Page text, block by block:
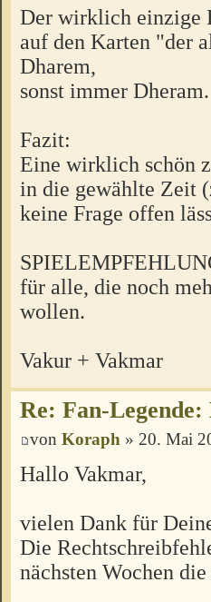
Der wirklich einzige
auf den Karten "der
Dharem,
sonst immer Dheram.
Fazit:
Eine wirklich schön
in die gewählte Zeit
keine Frage offen
für alle, die noch
wollen.
Vakur + Vakmar
Re: Fan-Legende:
von Koraph » 20. Mai
Hallo Vakmar,
vielen Dank für
Die
nächsten Wochen